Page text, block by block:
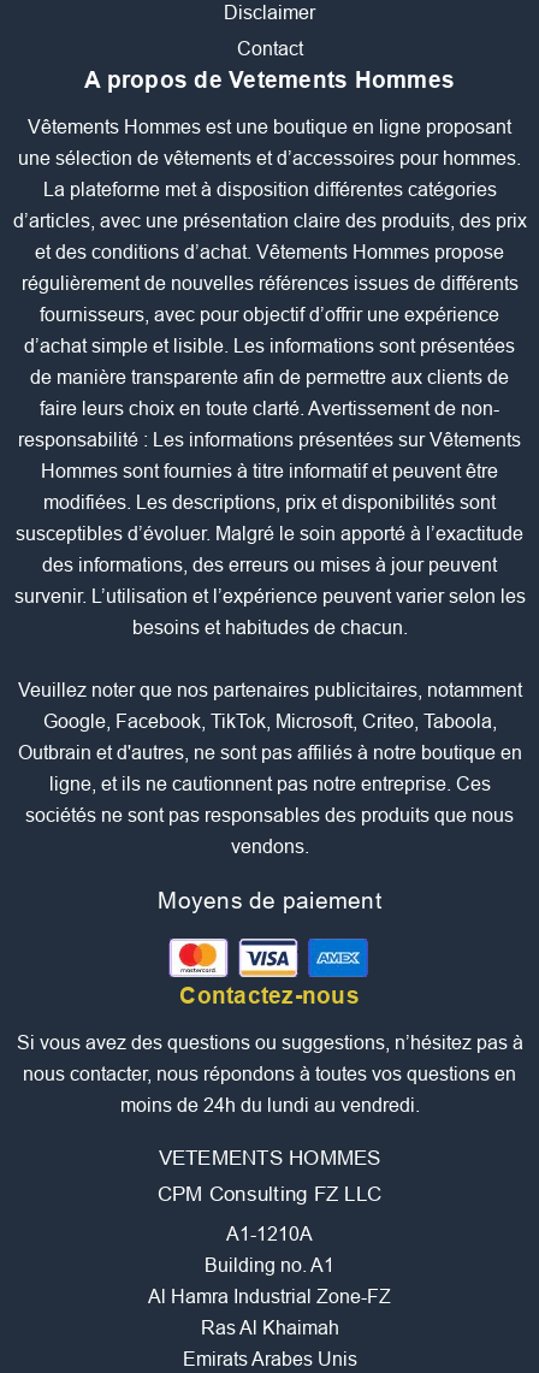
Disclaimer
Contact
A propos de Vetements Hommes
Vêtements Hommes est une boutique en ligne proposant
une sélection de vêtements et d’accessoires pour hommes.
La plateforme met à disposition différentes catégories
d’articles, avec une présentation claire des produits, des prix
et des conditions d’achat. Vêtements Hommes propose
régulièrement de nouvelles références issues de différents
fournisseurs, avec pour objectif d’offrir une expérience
d’achat simple et lisible. Les informations sont présentées
de manière transparente afin de permettre aux clients de
faire leurs choix en toute clarté. Avertissement de non-
responsabilité : Les informations présentées sur Vêtements
Hommes sont fournies à titre informatif et peuvent être
modifiées. Les descriptions, prix et disponibilités sont
susceptibles d’évoluer. Malgré le soin apporté à l’exactitude
des informations, des erreurs ou mises à jour peuvent
survenir. L’utilisation et l’expérience peuvent varier selon les
besoins et habitudes de chacun.
Veuillez noter que nos partenaires publicitaires, notamment
Google, Facebook, TikTok, Microsoft, Criteo, Taboola,
Outbrain et d'autres, ne sont pas affiliés à notre boutique en
ligne, et ils ne cautionnent pas notre entreprise. Ces
sociétés ne sont pas responsables des produits que nous
vendons.
Moyens de paiement
Contactez-nous
Si vous avez des questions ou suggestions, n’hésitez pas à
nous contacter, nous répondons à toutes vos questions en
moins de 24h du lundi au vendredi.
VETEMENTS HOMMES
CPM Consulting FZ LLC
A1-1210A
Building no. A1
Al Hamra Industrial Zone-FZ
Ras Al Khaimah
Emirats Arabes Unis